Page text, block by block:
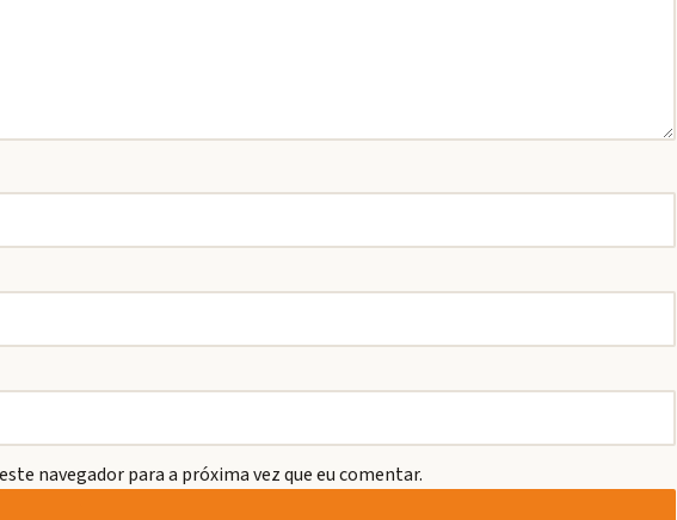
navegador para a próxima vez que eu comentar.